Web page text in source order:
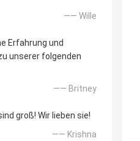
—— Wille
Erfahrung und
unserer folgenden
—— Britney
groß! Wir lieben sie!
—— Krishna